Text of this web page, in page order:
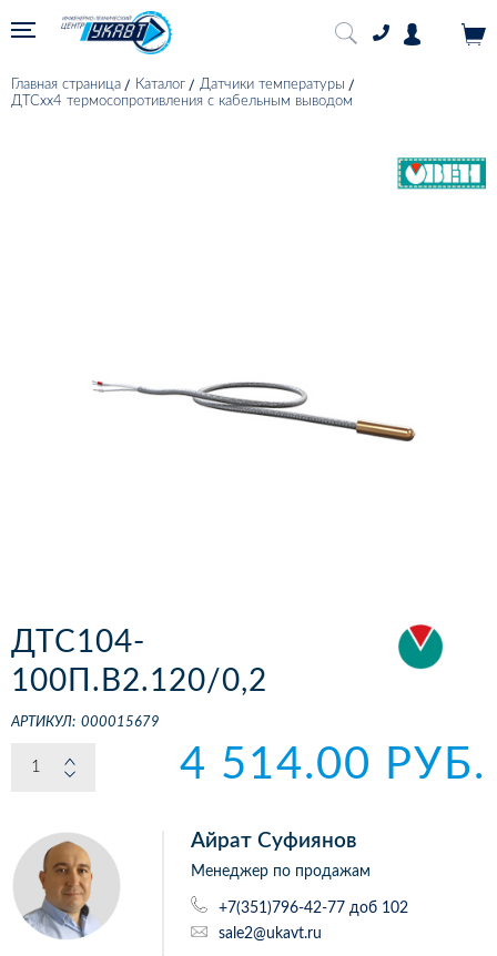
Главная страница Каталог
Датчики температуры
ДТСхх4 термосопротивления с кабельным выводом
ДТС104-
100П.В2.120/0,2
АРТИКУЛ: 000015679
4 514.00 РУБ.
Айрат Суфиянов
Менеджер по продажам
+7(351)796-42-77 доб 102
sale2@ukavt.ru